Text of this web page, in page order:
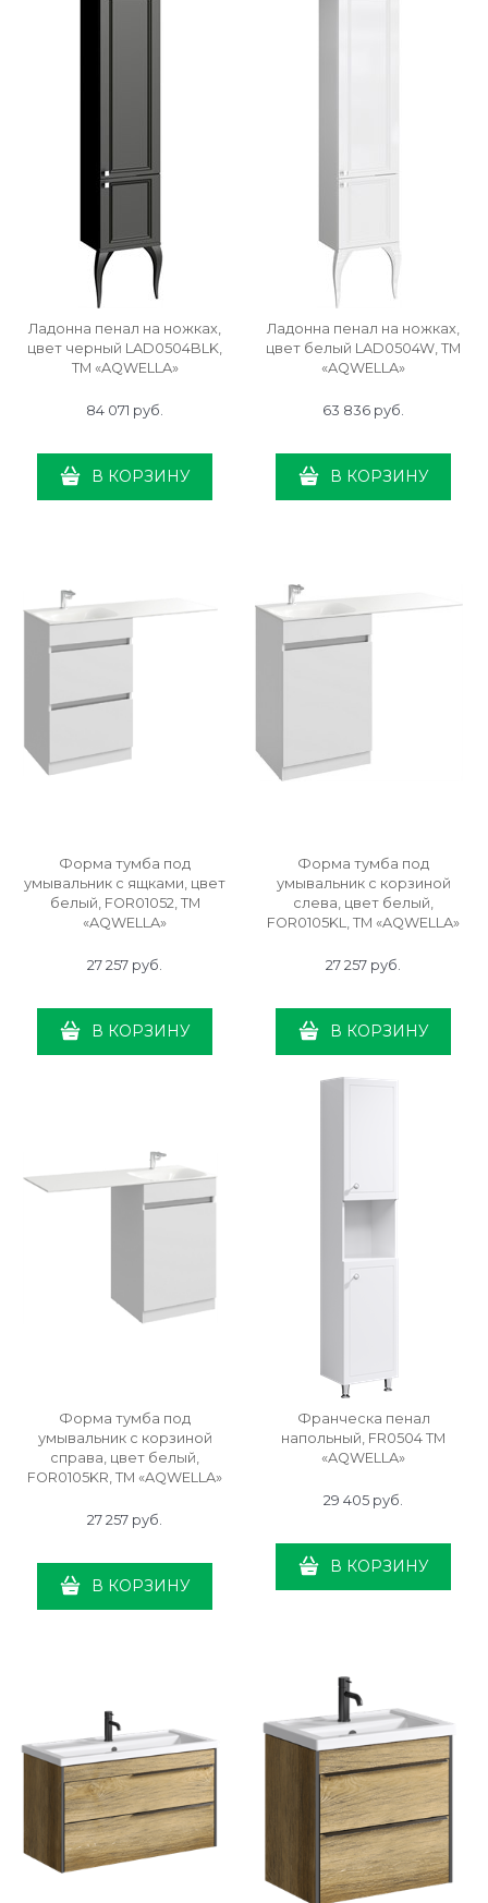
Ладонна пенал на ножках,
цвет черный LAD0504BLK,
ТМ «AQWELLA»
84 071 руб.
В КОРЗИНУ
Ладонна пенал на ножках,
цвет белый LAD0504W, ТМ
«AQWELLA»
63 836 руб.
В КОРЗИНУ
Форма тумба под
умывальник с ящками, цвет
белый, FOR01052, ТМ
«AQWELLA»
27 257 руб.
В КОРЗИНУ
Форма тумба под
умывальник с корзиной
слева, цвет белый,
FOR0105KL, ТМ «AQWELLA»
27 257 руб.
В КОРЗИНУ
Форма тумба под
умывальник с корзиной
справа, цвет белый,
FOR0105KR, ТМ «AQWELLA»
27 257 руб.
В КОРЗИНУ
Франческа пенал
напольный, FR0504 ТМ
«AQWELLA»
29 405 руб.
В КОРЗИНУ